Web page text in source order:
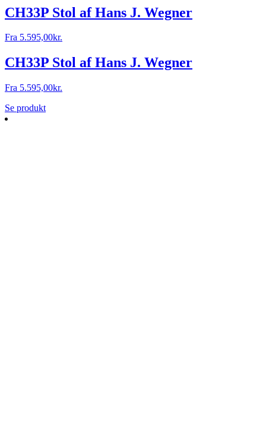
CH33P Stol af Hans J. Wegner
Fra 5.595,00kr.
CH33P Stol af Hans J. Wegner
Fra 5.595,00kr.
Se produkt